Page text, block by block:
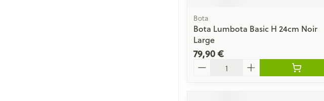
Bota
Bota Lumbota Basic H 24cm Noir
Large
79,90 €
Quantité